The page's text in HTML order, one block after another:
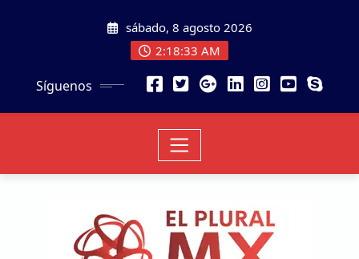
sábado, 8 agosto 2026
2:18:35 AM
Síguenos